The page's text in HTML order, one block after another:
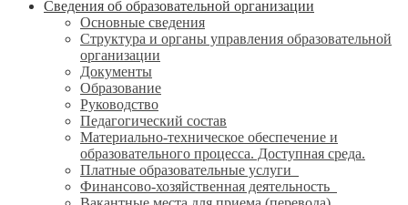
Сведения об образовательной организации
Основные сведения
Структура и органы управления образовательной
организации
Документы
Образование
Руководство
Педагогический состав
Материально-техническое обеспечение и
образовательного процесса. Доступная среда.
Платные образовательные услуги
Финансово-хозяйственная деятельность